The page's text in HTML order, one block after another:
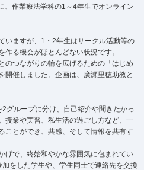
、作業療法学科の1～4年生でオンライン
いますが、1・2年生はサークル活動等の
る機会がほとんどない状況です。
のつながりの輪を広げるための「はじめ
開催しました。企画は、廣瀬里穂助教と
グループに分け、自己紹介や聞きたかっ
授業や実習、私生活の過ごし方など、一
ことができ、共感、そして情報を共有す
げで、終始和やかな雰囲気に包まれてい
をした学生や、学生同士で連絡先を交換